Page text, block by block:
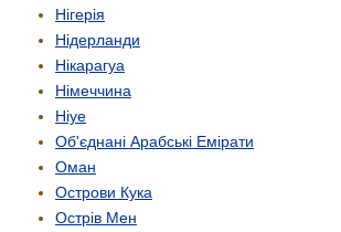
Нігерія
Нідерланди
Нікарагуа
Німеччина
Ніуе
Об'єднані Арабські Емірати
Оман
Острови Кука
Острів Мен